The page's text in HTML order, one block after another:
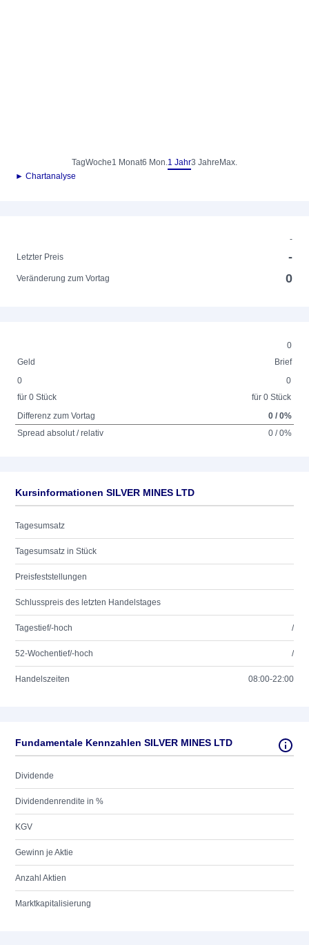
TagWoche1 Monat6 Mon.1 Jahr3 Jahre Max.
► Chartanalyse
-
Letzter Preis
-
Veränderung zum Vortag 0
0
Geld
Brief
0
für 0 Stück
0
für 0 Stück
Differenz zum Vortag
0 / 0%
Spread absolut / relativ
0 / 0%
Kursinformationen SILVER MINES LTD
Tagesumsatz
Tagesumsatz in Stück
Preisfeststellungen
Schlusspreis des letzten Handelstages
Tagestief/-hoch /
52-Wochentief/-hoch /
Handelszeiten 08:00-22:00
Fundamentale Kennzahlen SILVER MINES LTD
Dividende
Dividendenrendite in %
KGV
Gewinn je Aktie
Anzahl Aktien
Marktkapitalisierung